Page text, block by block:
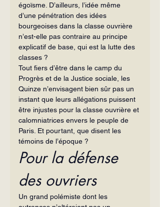
égoïsme. D’ailleurs, l’idée même
d’une pénétration des idées
bourgeoises dans la classe ouvrière
n’est-elle pas contraire au principe
explicatif de base, qui est la lutte des
classes ?
Tout fiers d’être dans le camp du
Progrès et de la Justice sociale, les
Quinze n’envisagent bien sûr pas un
instant que leurs allégations puissent
être injustes pour la classe ouvrière et
calomniatrices envers le peuple de
Paris. Et pourtant, que disent les
témoins de l’époque ?
Pour la défense
des ouvriers
Un grand polémiste dont les